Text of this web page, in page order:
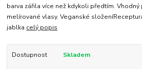
barva zářila více než kdykoli předtím.
melírované vlasy. Veganské
jablka celý popis
Dostupnost Skladem